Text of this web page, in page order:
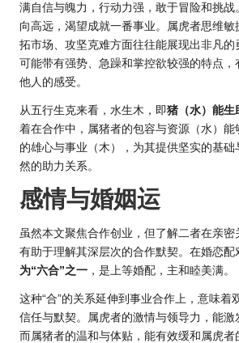
满自信与魄力，行动力强，敢于冒险和挑
向高远，渴望成就一番事业。属虎者思维
拓市场、攻坚克难方面往往能展现出非凡
可能带有强势、急躁和掌控欲较强的特点
他人的感受。
从五行生克来看，水生木，即猪（水）能生
着在合作中，属猪者的包容与资源（水）
的雄心与事业（木），为其提供坚实的基础
然的助力关系。
感情与婚姻运
虽然本文聚焦合作创业，但了解二者在亲密
有助于理解其深层次的合作默契。在婚恋配
为“六合”之一 ，是上等婚配，主和睦美满。
这种“合”的关系延伸到事业合作上，意味着
信任与默契。属虎者的激情与领导力，能激
而属猪者的温和与体贴，能有效缓和属虎